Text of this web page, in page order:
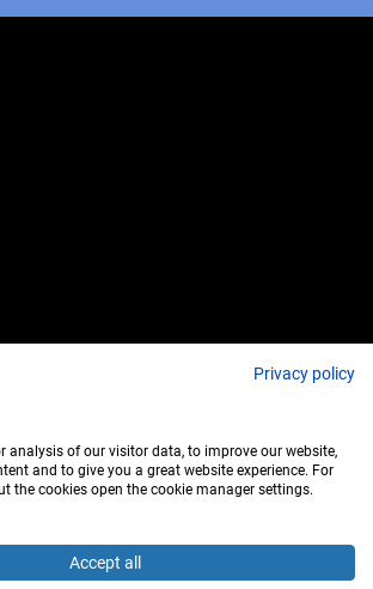
Privacy policy
analysis of our visitor data, to improve our website,
and to give you a great website experience. For
the cookies open the cookie manager settings.
Accept all